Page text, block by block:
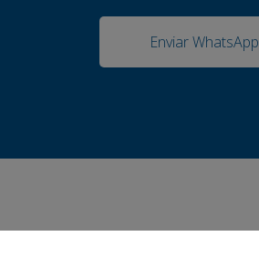
Enviar WhatsApp